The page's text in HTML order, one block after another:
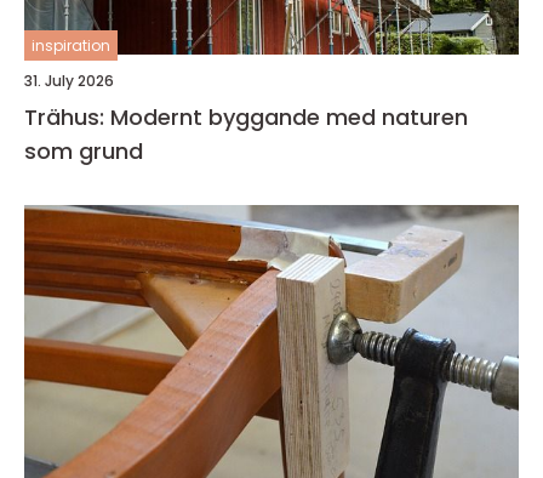
inspiration
31. July 2026
Trähus: Modernt byggande med naturen
som grund